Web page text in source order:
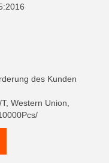
des Kunden
Western Union,